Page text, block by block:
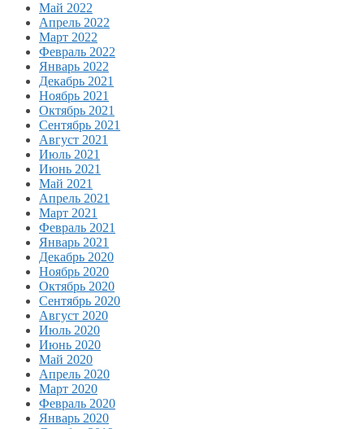
Май 2022
Апрель 2022
Март 2022
Февраль 2022
Январь 2022
Декабрь 2021
Ноябрь 2021
Октябрь 2021
Сентябрь 2021
Август 2021
Июль 2021
Июнь 2021
Май 2021
Апрель 2021
Март 2021
Февраль 2021
Январь 2021
Декабрь 2020
Ноябрь 2020
Октябрь 2020
Сентябрь 2020
Август 2020
Июль 2020
Июнь 2020
Май 2020
Апрель 2020
Март 2020
Февраль 2020
Январь 2020